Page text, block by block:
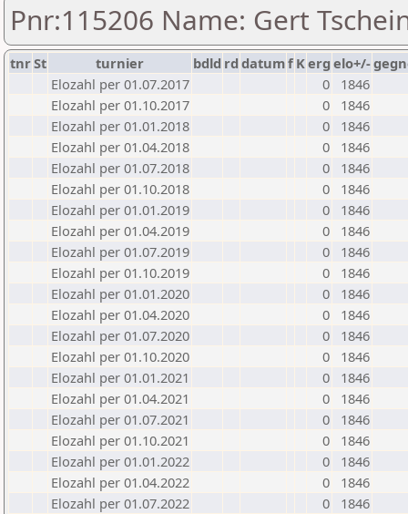
Pnr:115206 Name: Gert
tnrSt turnier bdld rd datumf Kerg elo+/-
Elozahl per 01.07.2017
0
1846
Elozahl per 01.10.2017
0
1846
Elozahl per 01.01.2018
0
1846
Elozahl per 01.04.2018
0
1846
Elozahl per 01.07.2018
0
1846
Elozahl per 01.10.2018
0
1846
Elozahl per 01.01.2019
0
1846
Elozahl per 01.04.2019
0
1846
Elozahl per 01.07.2019
0
1846
Elozahl per 01.10.2019
0
1846
Elozahl per 01.01.2020
0
1846
Elozahl per 01.04.2020
0
1846
Elozahl per 01.07.2020
0
1846
Elozahl per 01.10.2020
0
1846
Elozahl per 01.01.2021
0
1846
Elozahl per 01.04.2021
0
1846
Elozahl per 01.07.2021
0
1846
Elozahl per 01.10.2021
0
1846
Elozahl per 01.01.2022
0
1846
Elozahl per 01.04.2022
0
1846
Elozahl per 01.07.2022
0
1846